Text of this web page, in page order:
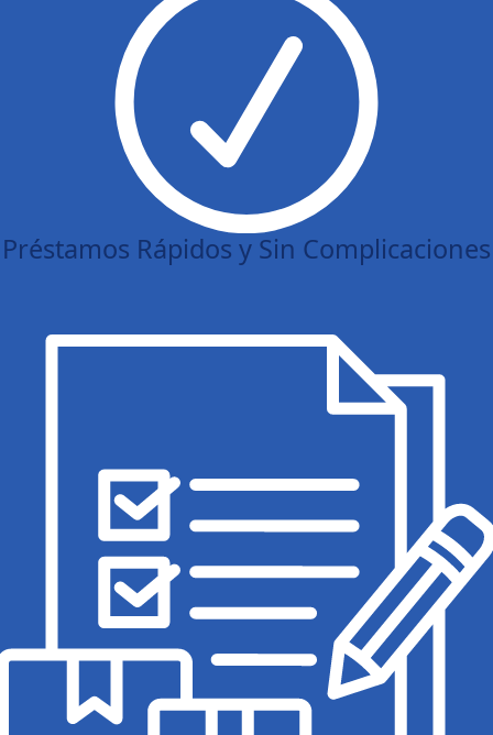
Préstamos Rápidos y Sin Complicaciones